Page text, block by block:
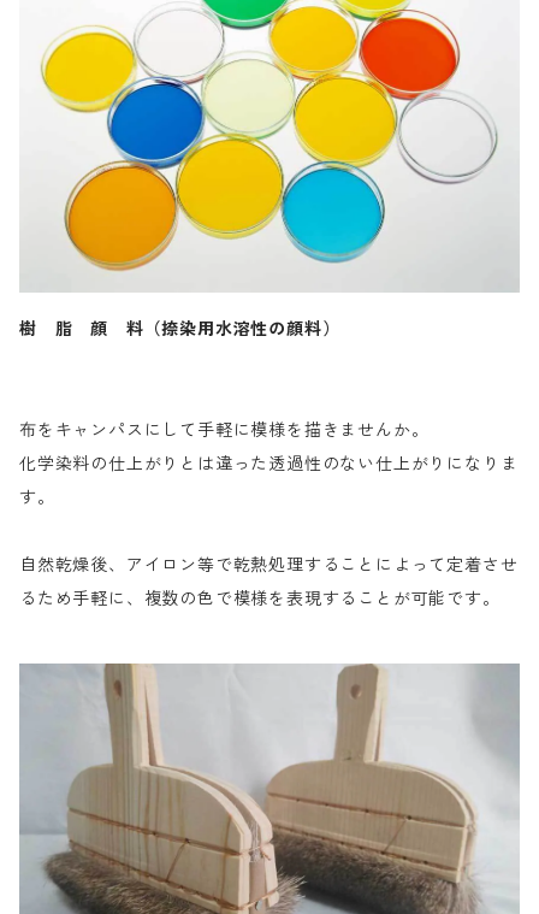
樹 脂 顔 料（捺染用水溶性の顔料）
布をキャンパスにして手軽に模様を描きませんか。
化学染料の仕上がりとは違った透過性のない仕上がりになりま
す。
自然乾燥後、アイロン等で乾熱処理することによって定着させ
るため手軽に、複数の色で模様を表現することが可能です。